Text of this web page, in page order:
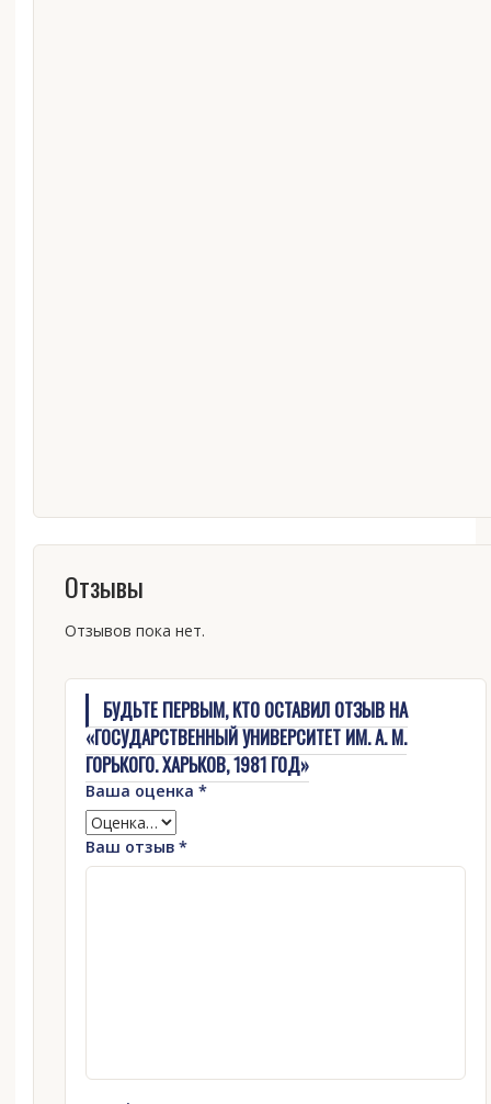
Отзывы
Отзывов пока нет.
БУДЬТЕ ПЕРВЫМ, КТО ОСТАВИЛ ОТЗЫВ НА
«ГОСУДАРСТВЕННЫЙ УНИВЕРСИТЕТ ИМ. А. М.
ГОРЬКОГО. ХАРЬКОВ, 1981 ГОД»
Ваша оценка *
Ваш отзыв *